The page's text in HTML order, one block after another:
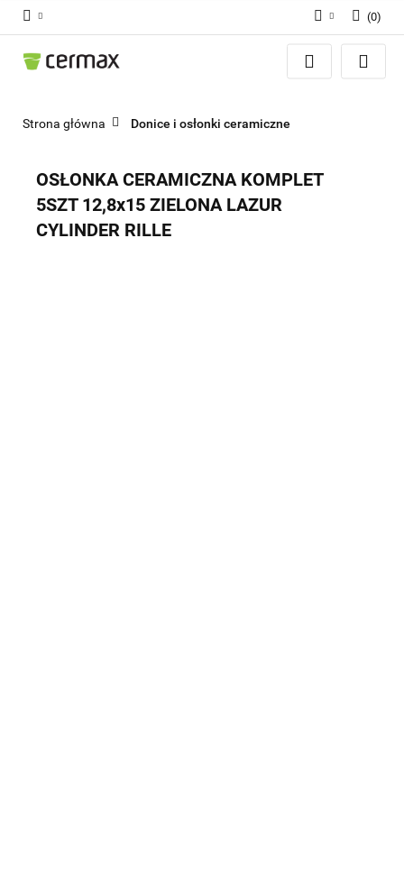
Zaloguj się
(0)
Strona główna Donice i osłonki ceramiczne
OSŁONKA CERAMICZNA KOMPLET
5SZT 12,8x15 ZIELONA LAZUR
CYLINDER RILLE